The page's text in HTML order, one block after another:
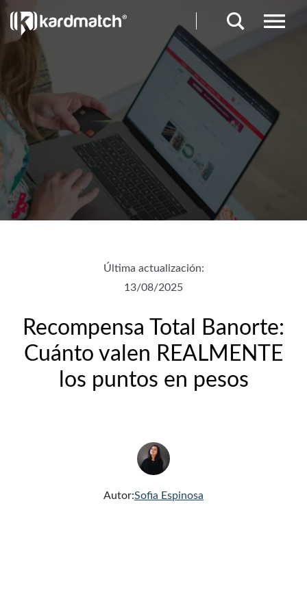
Última actualización:
13/08/2025
Recompensa Total Banorte:
Cuánto valen REALMENTE
los puntos en pesos
Autor:Sofia Espinosa